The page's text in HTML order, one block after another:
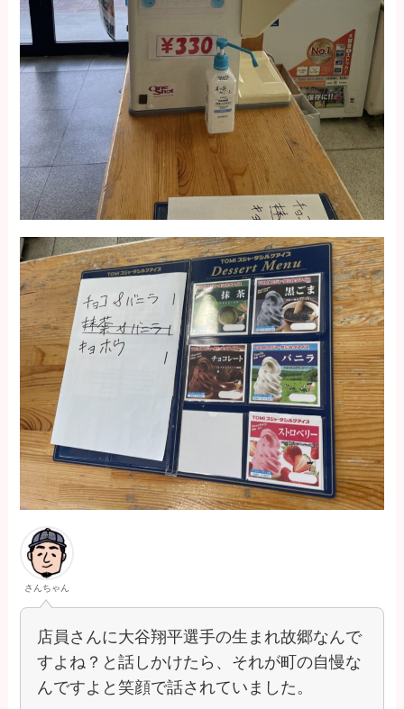
さんちゃん
店員さんに大谷翔平選手の生まれ故郷なんで
すよね？と話しかけたら、それが町の自慢な
んですよと笑顔で話されていました。